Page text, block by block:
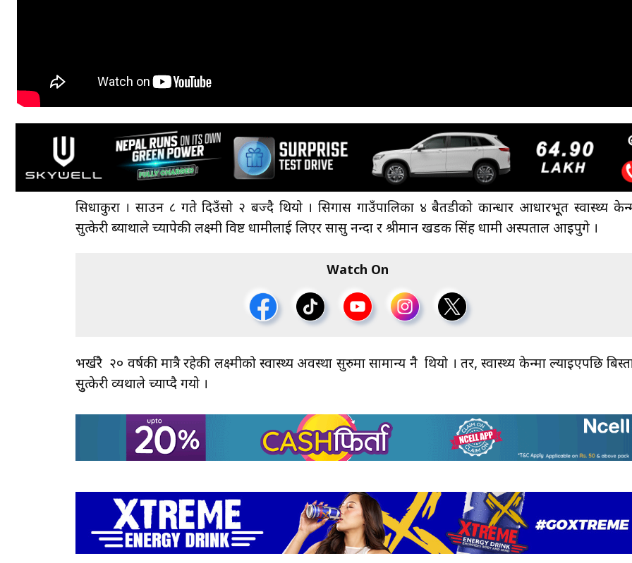
सिधाकुरा । साउन ८ गते दिउँसो २ बज्दै थियो । सिगास गाउँपालिका ४ बैतडीको कान्धार आधारभूूत स्वास्थ्य
सुत्केरी ब्याथाले च्यापेकी लक्ष्मी विष्ट धामीलाई लिएर सासु नन्दा र श्रीमान खडक सिंह धामी अस्पताल आइपुगे ।
Watch On
भर्खरै २० वर्षकी मात्रै रहेकी लक्ष्मीको स्वास्थ्य अवस्था सुरुमा सामान्य नै थियो । तर, स्वास्थ्य केन्द्रमा ल्याइएपछि
सुुत्केरी व्यथाले च्याप्दै गयो ।